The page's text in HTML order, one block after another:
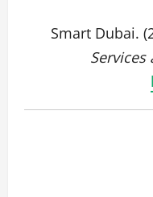
Smart Dubai.